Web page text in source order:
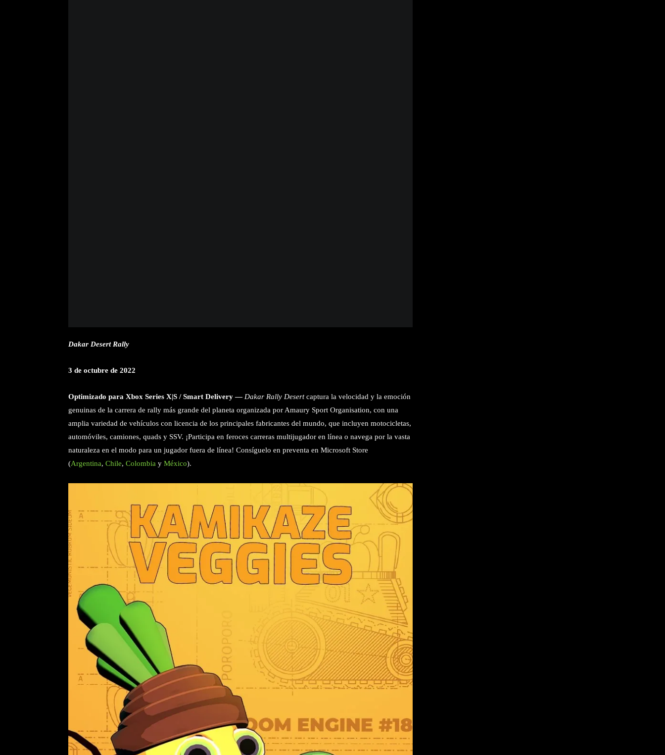
Dakar Desert Rally
3 de octubre de 2022
Optimizado para Xbox Series X|S / Smart Delivery — Dakar Rally Desertcaptura la velocidad y la emoción
genuinas de la carrera de rally más grande del planeta organizada por Amaury Sport Organisation, con una
amplia variedad de vehículos con licencia de los principales fabricantes del mundo, que incluyen motocicletas,
automóviles, camiones, quads y SSV. ¡Participa en feroces carreras multijugador en línea o navega por la vasta
naturaleza en el modo para un jugador fuera de línea! Consíguelo en preventa en Microsoft Store
(Argentina, Chile, Colombia y México).